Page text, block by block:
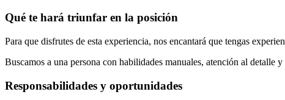
Qué te hará triunfar en la posición
Para que disfrutes de esta experiencia, nos encantará que tengas
Buscamos a una persona con habilidades manuales, atención al detalle
Responsabilidades y oportunidades